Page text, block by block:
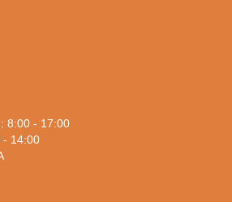
8:00 - 17:00
- 14:00